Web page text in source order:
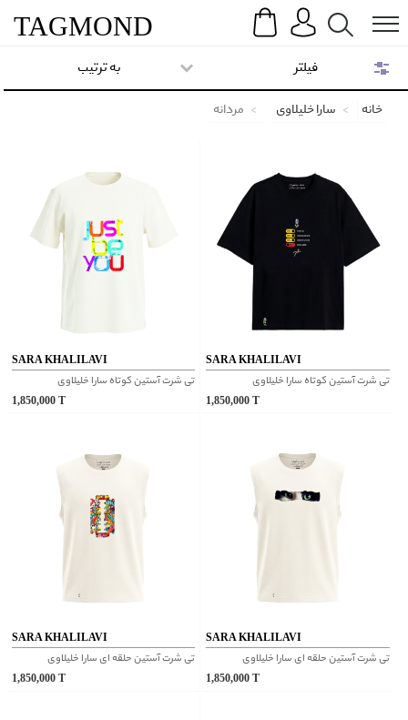
Search
TAGMOND
به ترتیب
خانه سارا خلیلاوی مردانه
SARA KHALILAVI
تی شرت آستین کوتاه سارا خلیلاوی
1,850,000T
SARA KHALILAVI
تی شرت آستین کوتاه سارا خلیلاوی
1,850,000 T
SARA KHALILAVI
تی شرت آستین حلقه ای سارا خلیلاوی
1,850,000T
SARA KHALILAVI
تی شرت آستین حلقه ای سارا خلیلاوی
1,850,000 T
فیلتر